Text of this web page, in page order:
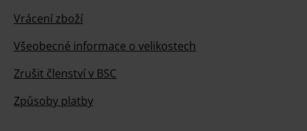
Vrácení zboží
Všeobecné informace o velikostech
Zrušit členství v BSC
Způsoby platby